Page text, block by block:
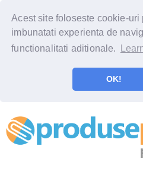
Acest site foloseste cookie-uri
imbunatati experienta de
functionalitati aditionale.
OK!